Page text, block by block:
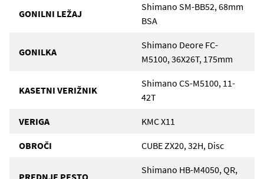
GONILNI LEŽAJ
Shimano SM-BB52, 68mm
BSA
GONILKA
Shimano Deore FC-
M5100, 36X26T, 175mm
KASETNI VERIŽNIK
Shimano CS-M5100, 11-
42T
VERIGA KMC X11
OBROČI CUBE ZX20, 32H, Disc
Shimano HB-M4050, QR,